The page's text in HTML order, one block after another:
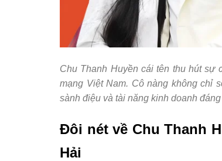
Chu Thanh Huyền cái tên thu hút sự
mạng Việt Nam. Cô nàng không chỉ
sành điệu và tài năng kinh doanh
Đôi nét về Chu Thanh
Hải